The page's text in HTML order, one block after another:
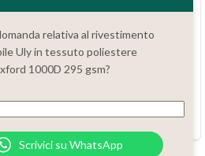
Domande?
fabrics.net
7 giorni ogni settimana
relativa al rivestimento
Uly in tessuto poliestere
1000D 295 gsm?
Scrivici su WhatsApp